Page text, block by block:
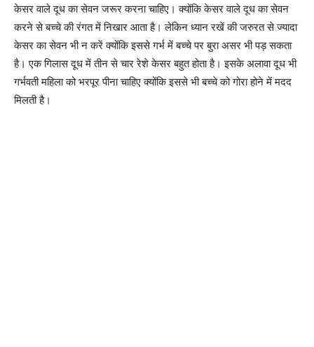
केसर वाले दूध का सेवन जरूर करना चाहिए। क्योंकि केसर वाले दूध का सेवन
करने से बच्चे की रंगत में निखार आता है। लेकिन ध्यान रखें की जरुरत से ज्यादा
केसर का सेवन भी न करें क्योंकि इससे गर्भ में बच्चे पर बुरा असर भी पड़ सकता
है। एक गिलास दूध में तीन से चार रेशे केसर बहुत होता है। इसके अलावा दूध भी
गर्भवती महिला को भरपूर पीना चाहिए क्योंकि इससे भी बच्चे को गोरा होने में मदद
मिलती है।